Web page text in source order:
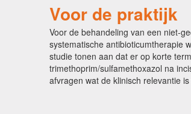
Voor de praktijk
Voor de behandeling van een niet-
systematische antibioticumtherapie
studie tonen aan dat er op korte
trimethoprim/sulfamethoxazol na
afvragen wat de klinisch relevantie